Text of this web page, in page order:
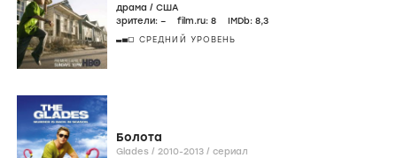
драма / США
зрители: – film.ru: 8 IMDb: 8,3
СРЕДНИЙ УРОВЕНЬ
Болота
Glades / 2010-2013 / сериал